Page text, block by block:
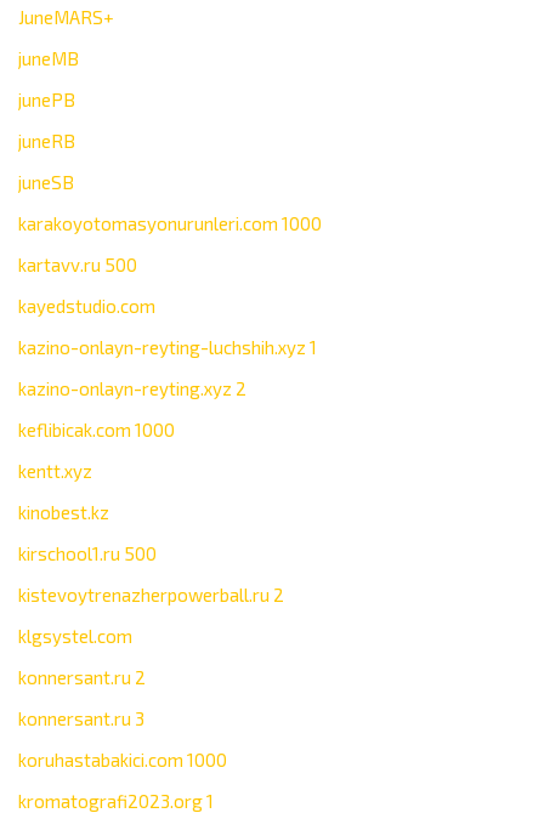
JuneMARS+
juneMB
junePB
juneRB
juneSB
karakoyotomasyonurunleri.com 1000
kartavv.ru 500
kayedstudio.com
kazino-onlayn-reyting-luchshih.xyz 1
kazino-onlayn-reyting.xyz 2
keflibicak.com 1000
kentt.xyz
kinobest.kz
kirschool1.ru 500
kistevoytrenazherpowerball.ru 2
klgsystel.com
konnersant.ru 2
konnersant.ru 3
koruhastabakici.com 1000
kromatografi2023.org 1